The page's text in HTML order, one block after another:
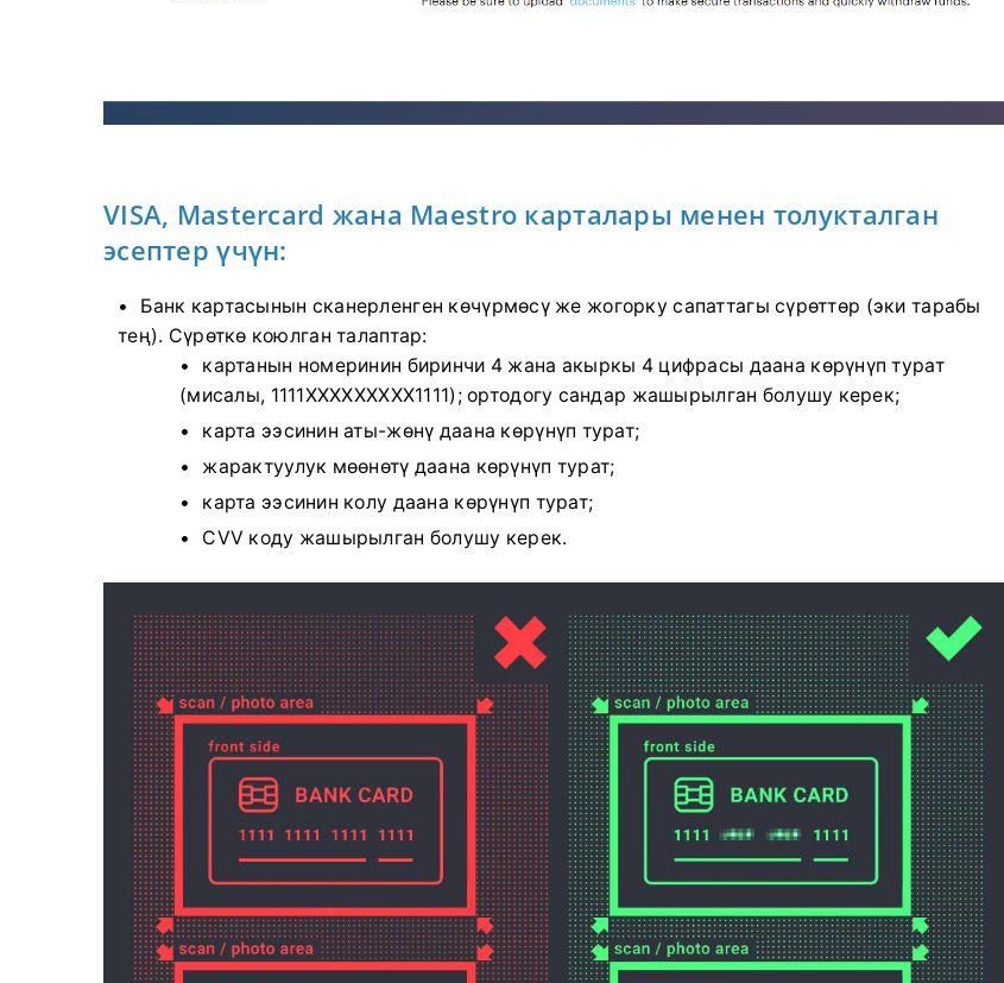
VISA, Mastercard жана Maestro карталары менен толукталган
эсептер үчүн:
Банк картасынын сканерленген көчүрмөсү же жогорку сапаттагы сүрөттөр (эки тарабы
тең). Сүрөткө коюлган талаптар:
картанын номеринин биринчи 4 жана акыркы 4 цифрасы даана көрүнүп турат
(мисалы, 1111XXXXXXXXX1111); ортодогу сандар жашырылган болушу керек;
карта ээсинин аты-жөнү даана көрүнүп турат;
жарактуулук мөөнөтү даана көрүнүп турат;
карта ээсинин колу даана көрүнүп турат;
CVV коду жашырылган болушу керек.